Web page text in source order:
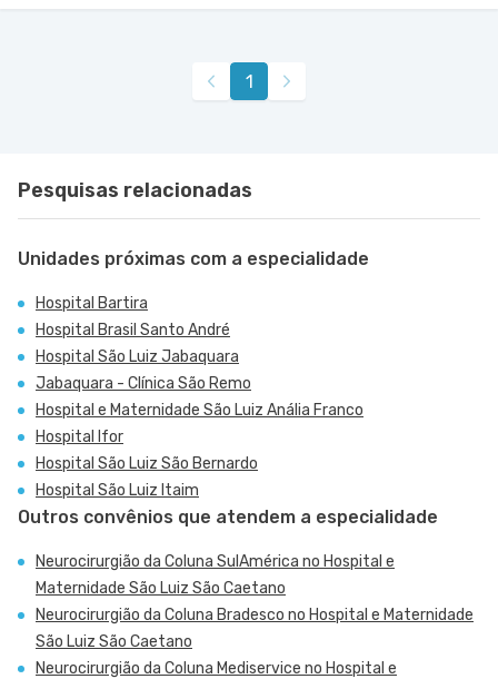
1
Pesquisas relacionadas
Unidades próximas com a especialidade
Hospital Bartira
Hospital Brasil Santo André
Hospital São Luiz Jabaquara
Jabaquara - Clínica São Remo
Hospital e Maternidade São Luiz Anália Franco
Hospital Ifor
Hospital São Luiz São Bernardo
Hospital São Luiz Itaim
Outros convênios que atendem a especialidade
Neurocirurgião da Coluna SulAmérica no Hospital e
Maternidade São Luiz São Caetano
Neurocirurgião da Coluna Bradesco no Hospital e Maternidade
São Luiz São Caetano
Neurocirurgião da Coluna Mediservice no Hospital e